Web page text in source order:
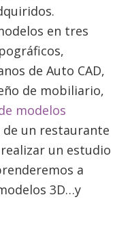
en tres
de Auto CAD,
de mobiliario,
modelos
un restaurante
un estudio
a
3D…y